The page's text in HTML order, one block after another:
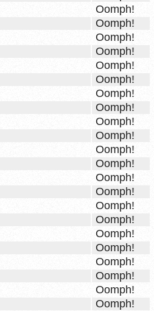
Oomph!
Oomph!
Oomph!
Oomph!
Oomph!
Oomph!
Oomph!
Oomph!
Oomph!
Oomph!
Oomph!
Oomph!
Oomph!
Oomph!
Oomph!
Oomph!
Oomph!
Oomph!
Oomph!
Oomph!
Oomph!
Oomph!